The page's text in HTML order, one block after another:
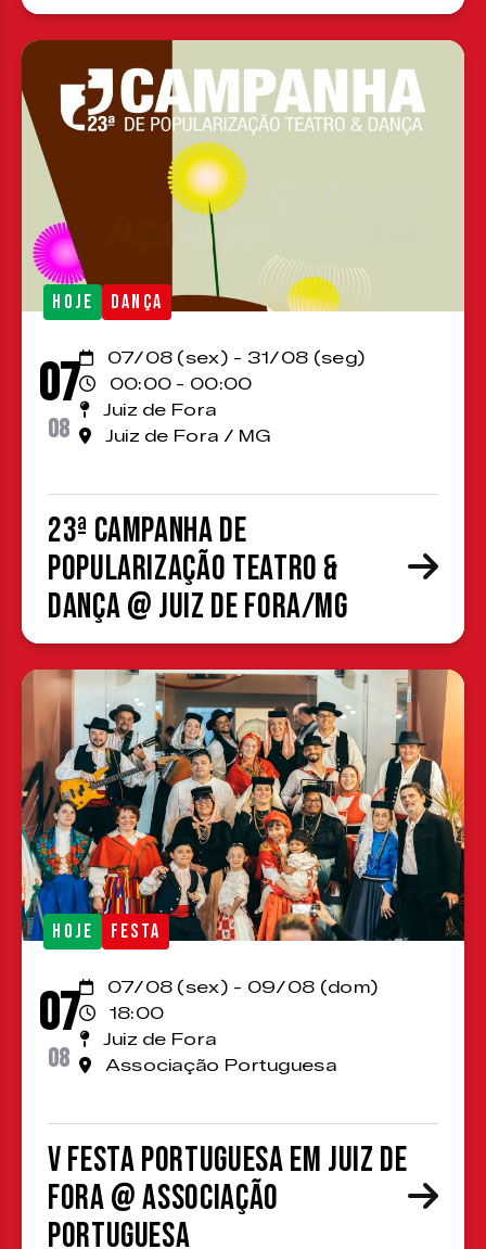
HOJE DANÇA
07
08
07/08 (sex) - 31/08 (seg)
00:00 - 00:00
Juiz de Fora
Juiz de Fora / MG
23ª Campanha de
Popularização Teatro &
Dança @ Juiz de Fora/MG
HOJE FESTA
07
08
07/08 (sex) - 09/08 (dom)
18:00
Juiz de Fora
Associação Portuguesa
V Festa Portuguesa em Juiz de
Fora @ Associação
Portuguesa